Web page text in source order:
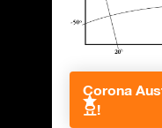
Corona
요!